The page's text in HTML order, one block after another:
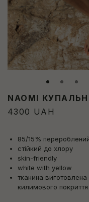
NAOMI
4300 UAH
85/15%
стійкий до хлору
skin-friendly
white with yellow
тканина
килимового